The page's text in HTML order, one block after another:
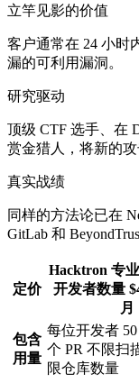
立竿见影的价值
客户通常在 24 小时
漏的可利用漏洞。
研究驱动
顶级 CTF 选手、在
赏金猎人，将新的
真实战绩
同样的方法论已在
GitLab 和
定价
Hacktron 专
开发者数量
月
包含
用量
每位开发者
个 PR 不限扫
限仓库数量